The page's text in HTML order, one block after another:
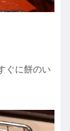
ぐに餅のい